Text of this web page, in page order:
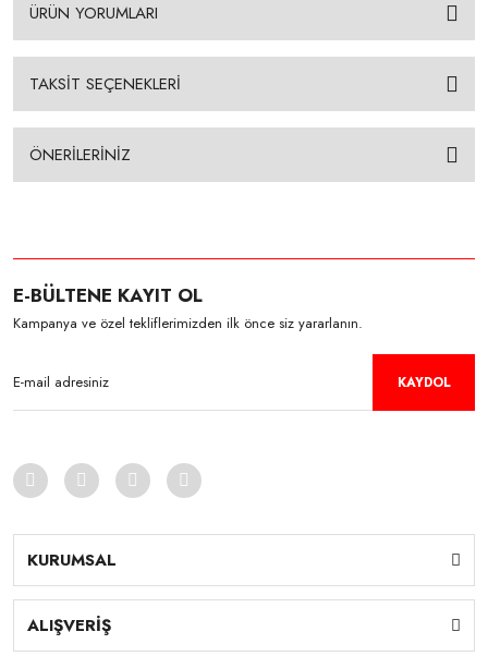
ÜRÜN YORUMLARI
TAKSİT SEÇENEKLERİ
ÖNERİLERİNİZ
E-BÜLTENE KAYIT OL
Kampanya ve özel tekliflerimizden ilk önce siz yararlanın.
KAYDOL
KURUMSAL
ALIŞVERİŞ